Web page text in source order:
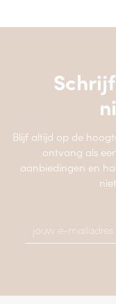
Blijf altijd op de
ontvang als
aanbiedingen en